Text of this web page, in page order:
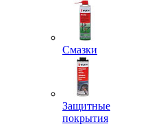
Смазки
Защитные
покрытия